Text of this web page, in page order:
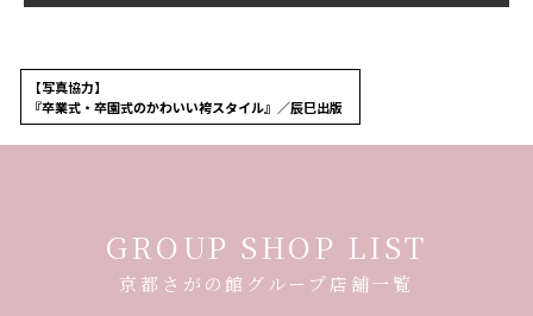
【写真協力】
『卒業式・卒園式のかわいい袴スタイル』／辰巳出版
GROUP SHOP LIST
京都さがの館グループ店舗一覧